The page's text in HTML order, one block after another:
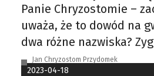
Panie Chryzostomie –
uważa, że to dowód na
dwa różne nazwiska?
Jan Chryzostom Przydomek
2023-04-18